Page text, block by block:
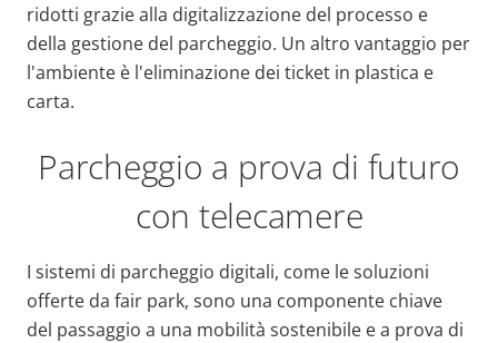
ridotti grazie alla digitalizzazione del processo e
della gestione del parcheggio. Un altro vantaggio per
l'ambiente è l'eliminazione dei ticket in plastica e
carta.
Parcheggio a prova di futuro
con telecamere
I sistemi di parcheggio digitali, come le soluzioni
offerte da fair park, sono una componente chiave
del passaggio a una mobilità sostenibile e a prova di